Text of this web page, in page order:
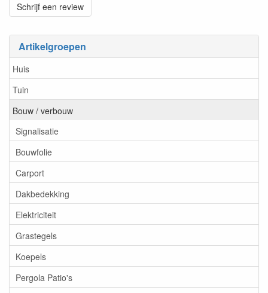
Artikelgroepen
Huis
Tuin
Bouw / verbouw
Signalisatie
Bouwfolie
Carport
Dakbedekking
Elektriciteit
Grastegels
Koepels
Pergola Patio's
Schrijf een review